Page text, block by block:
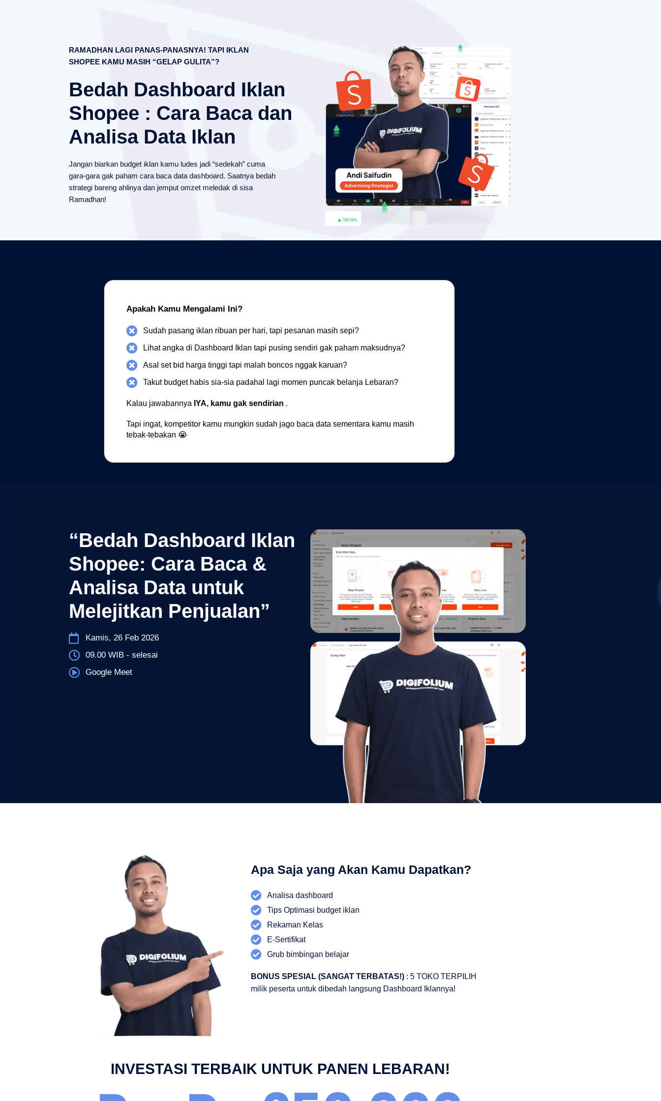
RAMADHAN LAGI PANAS-PANASNYA! TAPI IKLAN
SHOPEE KAMU MASIH “GELAP GULITA”?
Bedah Dashboard Iklan
Shopee : Cara Baca dan
Analisa Data Iklan
Jangan biarkan budget iklan kamu ludes jadi “sedekah” cuma
gara-gara gak paham cara baca data dashboard. Saatnya bedah
strategi bareng ahlinya dan jemput omzet meledak di sisa
Ramadhan!
Apakah Kamu Mengalami Ini?
Sudah pasang iklan ribuan per hari, tapi pesanan masih sepi?
Lihat angka di Dashboard Iklan tapi pusing sendiri gak paham maksudnya?
Asal set bid harga tinggi tapi malah boncos nggak karuan?
Takut budget habis sia-sia padahal lagi momen puncak belanja Lebaran?
Kalau jawabannya IYA, kamu gak sendirian .
Tapi ingat, kompetitor kamu mungkin sudah jago baca data sementara kamu masih
tebak-tebakan 😭
“Bedah Dashboard Iklan
Shopee: Cara Baca &
Analisa Data untuk
Melejitkan Penjualan”
Kamis, 26 Feb 2026
09.00 WIB - selesai
Google Meet
Apa Saja yang Akan Kamu Dapatkan?
Analisa dashboard
Tips Optimasi budget iklan
Rekaman Kelas
E-Sertifikat
Grub bimbingan belajar
BONUS SPESIAL (SANGAT TERBATAS!) : 5 TOKO TERPILIH
milik peserta untuk dibedah langsung Dashboard Iklannya!
INVESTASI TERBAIK UNTUK PANEN LEBARAN!